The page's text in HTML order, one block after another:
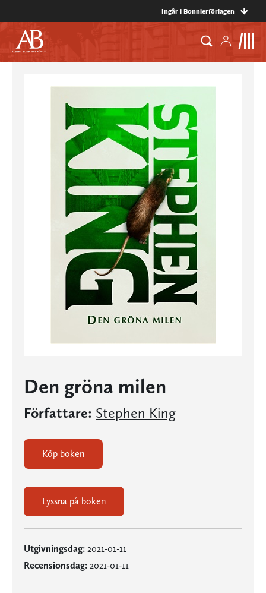
Ingår i Bonnierförlagen
Den gröna milen
Författare: Stephen King
Köp boken
Lyssna på boken
Utgivningsdag: 2021-01-11
Recensionsdag: 2021-01-11